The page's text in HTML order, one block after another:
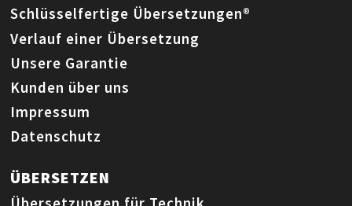
Schlüsselfertige Übersetzungen®
Verlauf einer Übersetzung
Unsere Garantie
Kunden über uns
Impressum
Datenschutz
ÜBERSETZEN